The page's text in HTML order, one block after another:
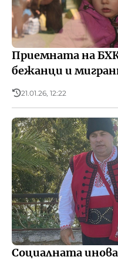
Приемната на
бежанци и
21.01.26, 12:22
Социалната